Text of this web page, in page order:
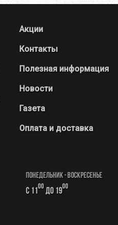
Акции
Контакты
Полезная информация
Новости
Газета
Оплата и доставка
Понедельник - Воскресенье
с 1100 до 1900